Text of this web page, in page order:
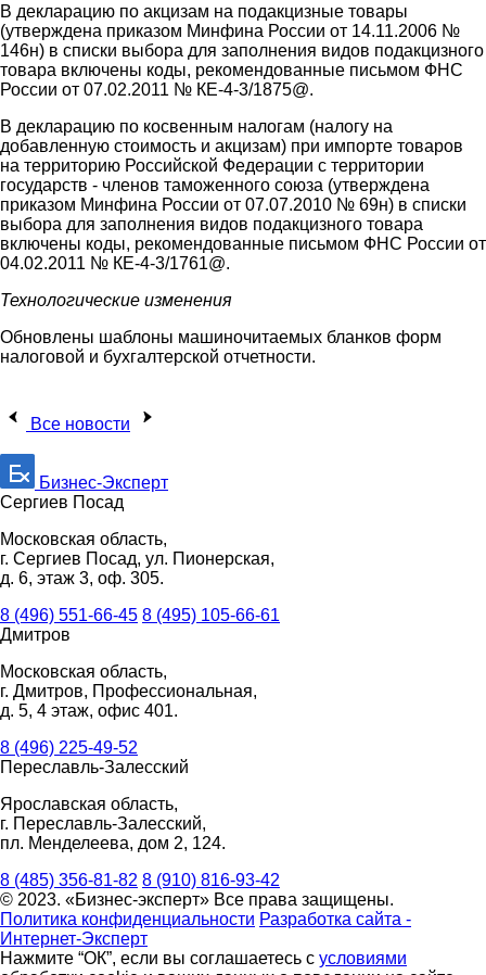
В декларацию по акцизам на подакцизные товары
(утверждена приказом Минфина России от 14.11.2006 №
146н) в списки выбора для заполнения видов подакцизного
товара включены коды, рекомендованные письмом ФНС
России от 07.02.2011 № КЕ-4-3/1875@.
В декларацию по косвенным налогам (налогу на
добавленную стоимость и акцизам) при импорте товаров
на территорию Российской Федерации с территории
государств - членов таможенного союза (утверждена
приказом Минфина России от 07.07.2010 № 69н) в списки
выбора для заполнения видов подакцизного товара
включены коды, рекомендованные письмом ФНС России от
04.02.2011 № КЕ-4-3/1761@.
Технологические изменения
Обновлены шаблоны машиночитаемых бланков форм
налоговой и бухгалтерской отчетности.
Все новости
Бизнес-Эксперт
Сергиев Посад
Московская область,
г. Сергиев Посад, ул. Пионерская,
д. 6, этаж 3, оф. 305.
8 (496) 551-66-45 8 (495) 105-66-61
Дмитров
Московская область,
г. Дмитров, Профессиональная,
д. 5, 4 этаж, офис 401.
8 (496) 225-49-52
Переславль-Залесский
Ярославская область,
г. Переславль-Залесский,
пл. Менделеева, дом 2, 124.
8 (485) 356-81-82 8 (910) 816-93-42
© 2023. «Бизнес-эксперт» Все права защищены.
Политика конфиденциальности Разработка сайта -
Интернет-Эксперт
Нажмите “ОК”, если вы соглашаетесь с условиями